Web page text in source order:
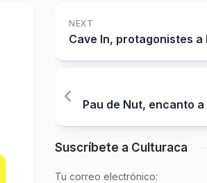
NEXT
Cave In, protagonistes a
Pau de Nut, encanto
Suscríbete a Culturaca
Tu correo electrónico: